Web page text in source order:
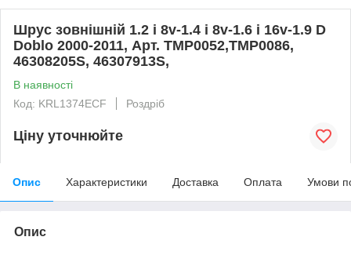
Шрус зовнішній 1.2 i 8v-1.4 i 8v-1.6 i 16v-1.9 D
Doblo 2000-2011, Арт. TMP0052,ТМР0086,
46308205S, 46307913S,
В наявності
Код: KRL1374ECF
Роздріб
Ціну уточнюйте
Опис Характеристики Доставка Оплата Умови
Опис